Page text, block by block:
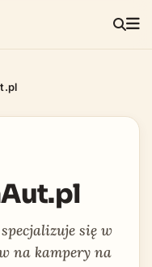
się w
na kampery na